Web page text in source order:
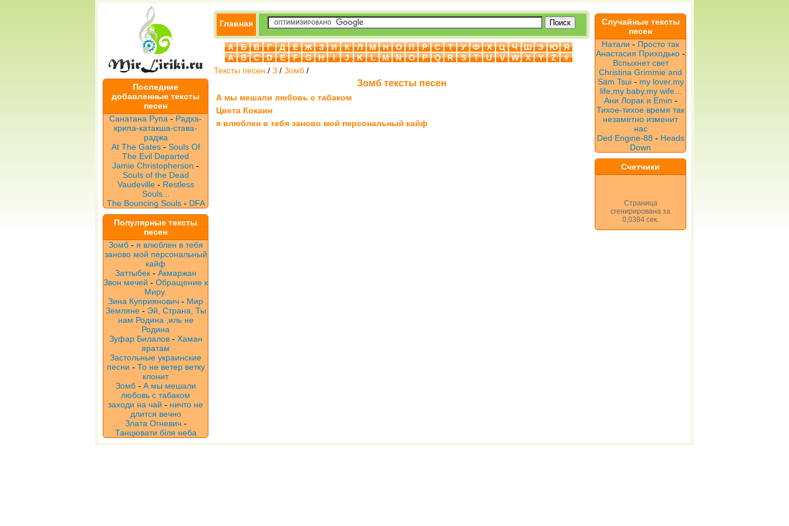
Последние
добавленные тексты
песен
Санатана Рупа - Радха-
крипа-катакша-става-
раджа
At The Gates- Souls Of
The Evil Departed
Jamie Christopherson -
Souls of the Dead
Vaudeville - Restless
Souls...
The Bouncing Souls- DFA
Популярные тексты
песен
Зомб- я влюблен в тебя
заново мой персональный
кайф
Заттыбек- Акмаржан
Звон мечей - Обращение к
Миру.
Зина Куприянович - Мир
Земляне- Эй, Страна, Ты
нам Родина ,иль не
Родина
Зуфар Билалов- Хаман
яратам
Застольные украинские
песни - То не ветер ветку
клонит
Зомб- А мы мешали
любовь с табаком
заходи на чай - ничто не
длится вечно
Злата Огневич-
Танцювати біля неба
Главная
А Б В Г Д Е Ж З И К Л М Н О П Р С Т У Ф Х Ц Ч Ш Э Ю
Я
A
B C D E F G H I J K L M N O P Q R S T U V W X Y Z
#
Тексты песен / З / Зомб /
Зомб тексты песен
А мы мешали любовь с табаком
Цвета Кокаин
я влюблен в тебя заново мой персональный кайф
Случайные тексты
песен
Натали - Просто так
Анастасия Приходько -
Вспыхнет свет
Christina Grimmie and
Sam Tsui- my lover,my
life,my baby,my wife...
Ани Лорак и Emin -
Тихое-тихое время так
незаметно изменит
нас
Ded Engine-88- Heads
Down
Счетчики
Страница
сгенирирована за
0,0384 сек.